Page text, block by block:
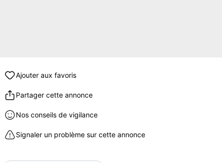
Ajouter aux favoris
Partager cette annonce
Nos conseils de vigilance
Signaler un problème sur cette annonce